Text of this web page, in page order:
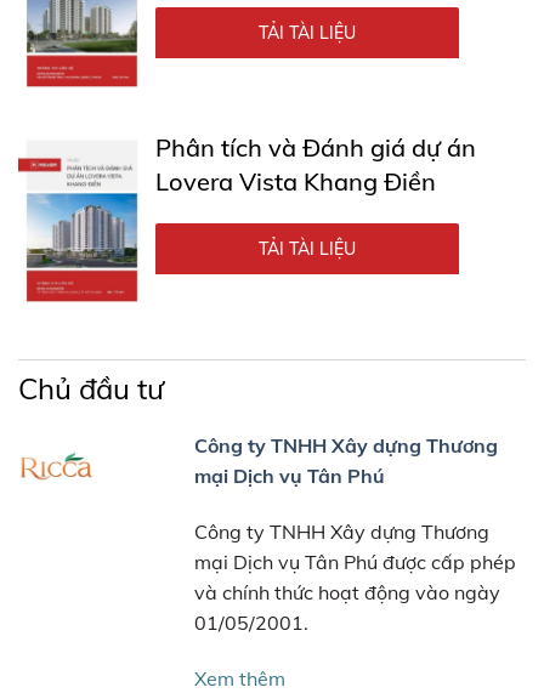
TẢI TÀI LIỆU
Phân tích và Đánh giá dự án
Lovera Vista Khang Điền
TẢI TÀI LIỆU
Chủ đầu tư
Công ty TNHH Xây dựng Thương
mại Dịch vụ Tân Phú
Công ty TNHH Xây dựng Thương
mại Dịch vụ Tân Phú được cấp phép
và chính thức hoạt động vào ngày
01/05/2001.
Xem thêm